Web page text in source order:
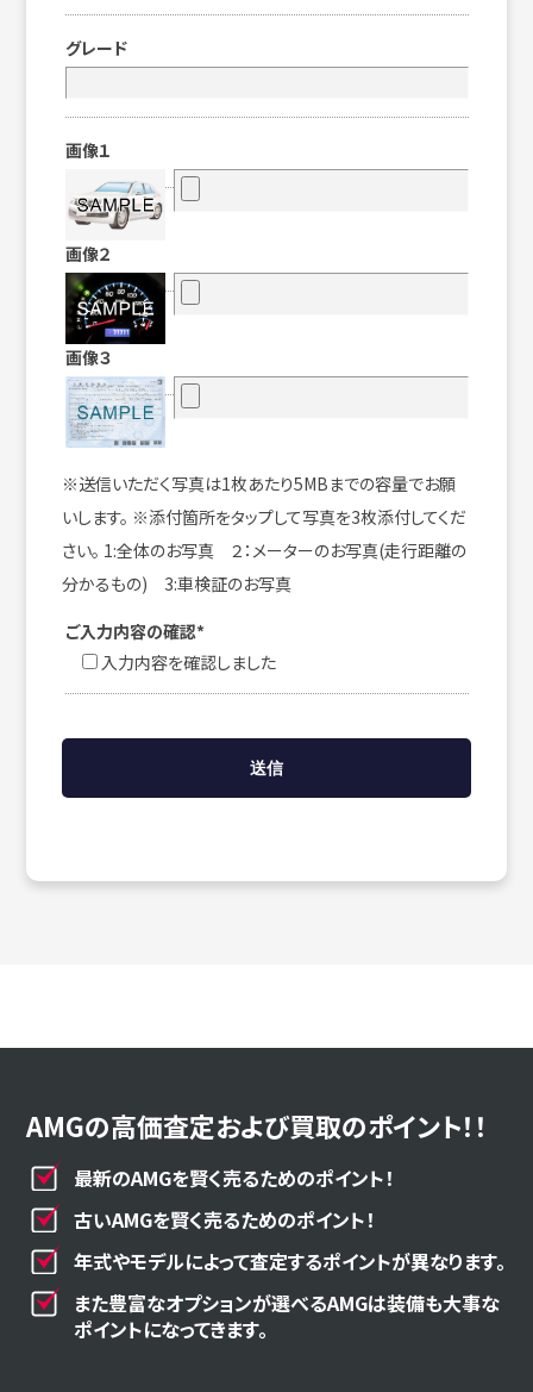
グレード
画像１
画像２
画像３
※送信いただく写真は1枚あたり5MBまでの容量でお願
いします。 ※添付箇所をタップして写真を3枚添付してくだ
さい。 1:全体のお写真 ２：メーターのお写真(走行距離の
分かるもの) 3:車検証のお写真
ご入力内容の確認*
入力内容を確認しました
AMGの高価査定および買取のポイント！！
最新のAMGを賢く売るためのポイント！
古いAMGを賢く売るためのポイント！
年式やモデルによって査定するポイントが異なります。
また豊富なオプションが選べるAMGは装備も大事な
ポイントになってきます。